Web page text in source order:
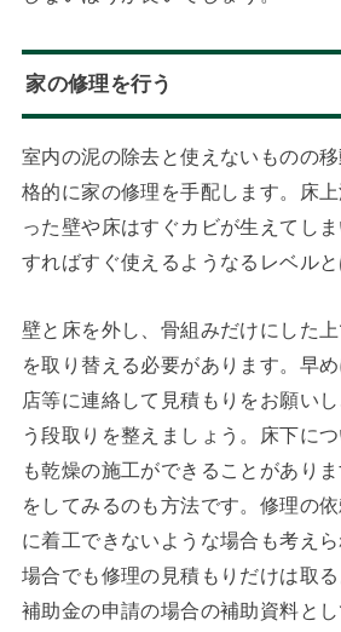
家の修理を行う
室内の泥の除去と使えないものの
格的に家の修理を手配します。床
った壁や床はすぐカビが生えてし
すればすぐ使えるようなるレベルと
壁と床を外し、骨組みだけにした
を取り替える必要があります。早
店等に連絡して見積もりをお願い
う段取りを整えましょう。床下に
も乾燥の施工ができることがあり
をしてみるのも方法です。修理の
に着工できないような場合も考え
場合でも修理の見積もりだけは取
補助金の申請の場合の補助資料と